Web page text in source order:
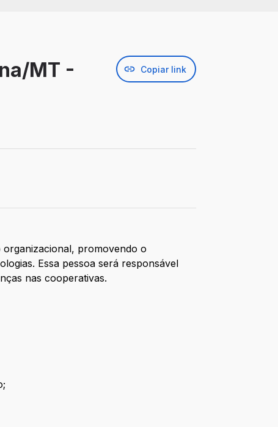
MT -
Copiar link
promovendo o
Essa pessoa será responsável
nas cooperativas.